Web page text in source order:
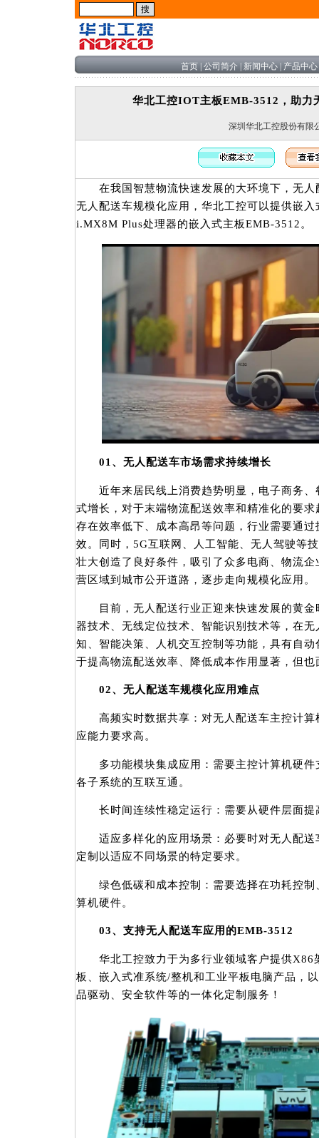
首页 公司简介 新闻中心 产品中心
华北工控IOT主板EMB-3512，助力
深圳华北工控股份有限
在我国智慧物流快速发展的大环境下，无人
无人配送车规模化应用，华北工控可以提供嵌
i.MX8M Plus处理器的嵌入式主板EMB-3512。
01、无人配送车市场需求持续增长
近年来居民线上消费趋势明显，电子商务、
式增长，对于末端物流配送效率和精准化的要
存在效率低下、成本高昂等问题，行业需要通
效。同时，5G互联网、人工智能、无人驾驶等
壮大创造了良好条件，吸引了众多电商、物流
营区域到城市公开道路，逐步走向规模化应用。
目前，无人配送行业正迎来快速发展的黄金
器技术、无线定位技术、智能识别技术等，在
知、智能决策、人机交互控制等功能，具有自
于提高物流配送效率、降低成本作用显著，但
02、无人配送车规模化应用难点
高频实时数据共享：对无人配送车主控计算
应能力要求高。
多功能模块集成应用：需要主控计算机硬件
各子系统的互联互通。
长时间连续性稳定运行：需要从硬件层面提
适应多样化的应用场景：必要时对无人配送
定制以适应不同场景的特定要求。
绿色低碳和成本控制：需要选择在功耗控制
算机硬件。
03、支持无人配送车应用的EMB-3512
华北工控致力于为多行业领域客户提供X86
板、嵌入式准系统/整机和工业平板电脑产品，
品驱动、安全软件等的一体化定制服务！